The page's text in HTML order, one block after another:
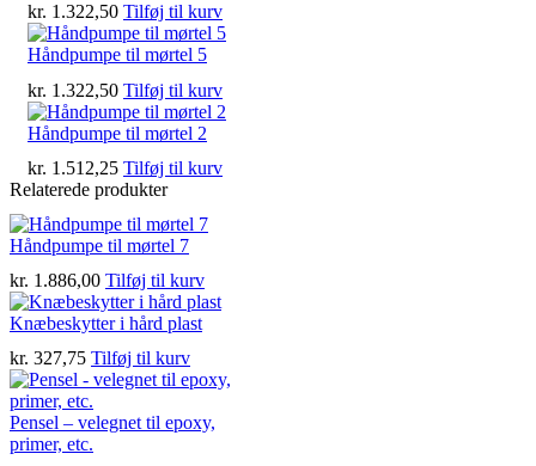
kr. 1.322,50 Tilføj til kurv
Håndpumpe til mørtel 5
kr. 1.322,50 Tilføj til kurv
Håndpumpe til mørtel 2
kr. 1.512,25 Tilføj til kurv
Relaterede produkter
Håndpumpe til mørtel 7
kr. 1.886,00 Tilføj til kurv
Knæbeskytter i hård plast
kr. 327,75 Tilføj til kurv
Pensel – velegnet til epoxy,
primer, etc.